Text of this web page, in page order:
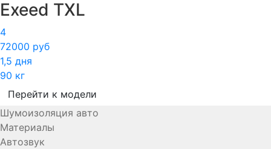
Exeed TXL
4
72000 руб
1,5 дня
90 кг
Перейти к модели
Шумоизоляция авто
Материалы
Автозвук